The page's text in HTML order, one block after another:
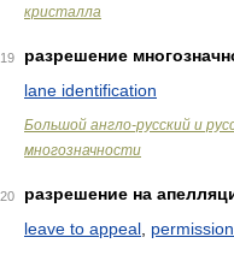
кристалла
19
разрешение
lane identification
Большой англо-русский и
многозначности
20
разрешение на
leave to appeal